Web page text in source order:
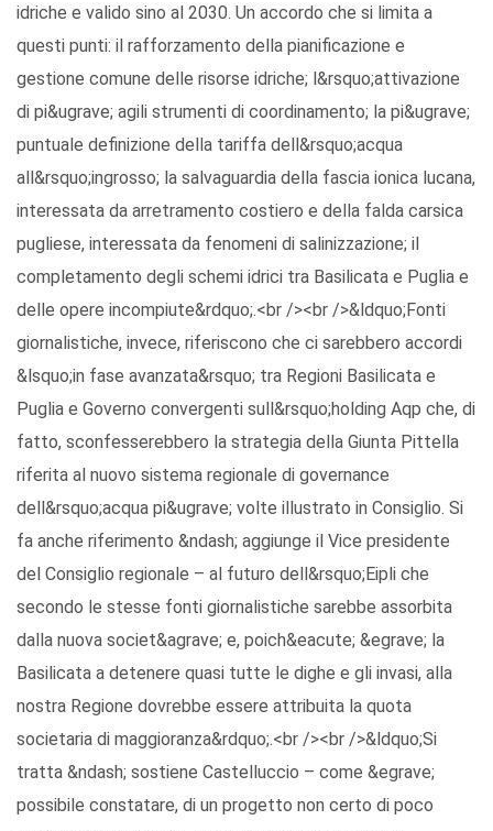
idriche e valido sino al 2030. Un accordo che si limita a
questi punti: il rafforzamento della pianificazione e
gestione comune delle risorse idriche; l&rsquo;attivazione
di pi&ugrave; agili strumenti di coordinamento; la pi&ugrave;
puntuale definizione della tariffa dell&rsquo;acqua
all&rsquo;ingrosso; la salvaguardia della fascia ionica lucana,
interessata da arretramento costiero e della falda carsica
pugliese, interessata da fenomeni di salinizzazione; il
completamento degli schemi idrici tra Basilicata e Puglia e
delle opere incompiute&rdquo;.<br /><br />&ldquo;Fonti
giornalistiche, invece, riferiscono che ci sarebbero accordi
&lsquo;in fase avanzata&rsquo; tra Regioni Basilicata e
Puglia e Governo convergenti sull&rsquo;holding Aqp che, di
fatto, sconfesserebbero la strategia della Giunta Pittella
riferita al nuovo sistema regionale di governance
dell&rsquo;acqua pi&ugrave; volte illustrato in Consiglio. Si
fa anche riferimento &ndash; aggiunge il Vice presidente
del Consiglio regionale – al futuro dell&rsquo;Eipli che
secondo le stesse fonti giornalistiche sarebbe assorbita
dalla nuova societ&agrave; e, poich&eacute; &egrave; la
Basilicata a detenere quasi tutte le dighe e gli invasi, alla
nostra Regione dovrebbe essere attribuita la quota
societaria di maggioranza&rdquo;.<br /><br />&ldquo;Si
tratta &ndash; sostiene Castelluccio – come &egrave;
possibile constatare, di un progetto non certo di poco